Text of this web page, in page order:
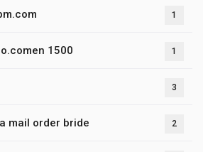
1
1500 1
3
mail order bride 2